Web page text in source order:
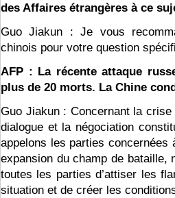
des Affaires étrangères à ce
Guo Jiakun : Je vous
chinois pour votre question
AFP : La récente attaque
plus de 20 morts. La Chine
Guo Jiakun : Concernant la
dialogue et la négociation
appelons les parties
expansion du champ de bataille,
toutes les parties d’attiser les
situation et de créer les